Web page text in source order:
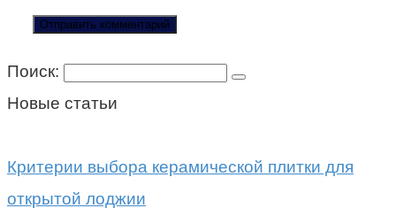
Поиск:
Новые статьи
Критерии выбора керамической плитки для
открытой лоджии